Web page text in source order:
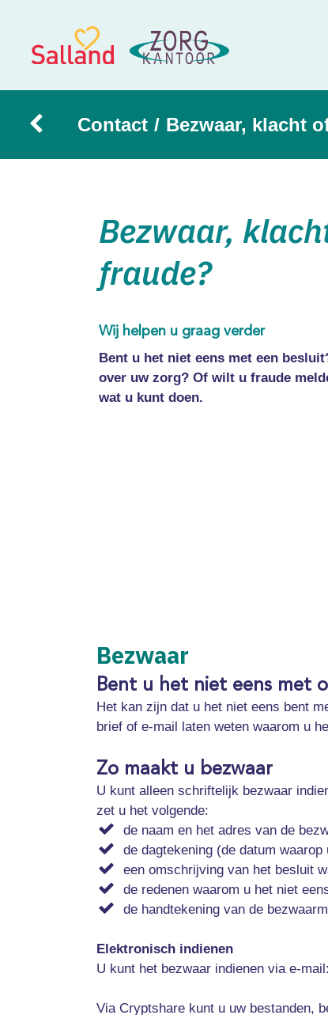
Contact / Bezwaar, klacht
Bezwaar,
fraude?
Wij helpen u graag verder
Bent u het niet eens met een
over uw zorg? Of wilt u fraude
wat u kunt doen.
Bezwaar
Bent u het niet eens met
Het kan zijn dat u het niet eens bent
brief of e-mail laten weten waarom u
Zo maakt u bezwaar
U kunt alleen schriftelijk bezwaar
zet u het volgende:
de naam en het adres van de
de dagtekening (de datum
een omschrijving van het besluit
de redenen waarom u het niet
de handtekening van de
Elektronisch indienen
U kunt het bezwaar indienen via e-mail:
Via Cryptshare kunt u uw bestanden,